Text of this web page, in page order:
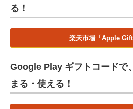
る！
楽天市場「Apple Gift
Google Play ギフトコードで
まる・使える！